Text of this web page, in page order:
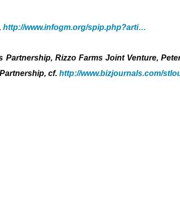
http://www.infogm.org/spip.php?arti…
Partnership, Rizzo Farms Joint Venture,
cf. http://www.bizjournals.com/